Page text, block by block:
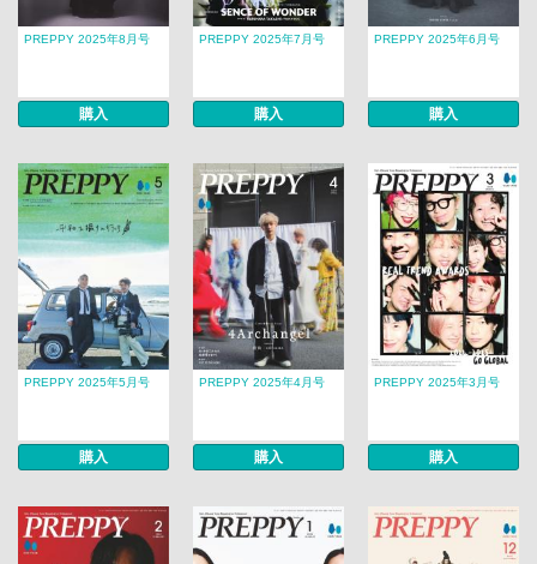
PREPPY 2025年8月号
購入
PREPPY 2025年7月号
購入
PREPPY 2025年6月号
購入
PREPPY 2025年5月号
購入
PREPPY 2025年4月号
購入
PREPPY 2025年3月号
購入